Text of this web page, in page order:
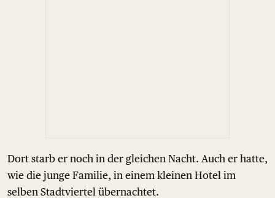
Dort starb er noch in der gleichen Nacht. Auch er hatte,
wie die junge Familie, in einem kleinen Hotel im
selben Stadtviertel übernachtet.